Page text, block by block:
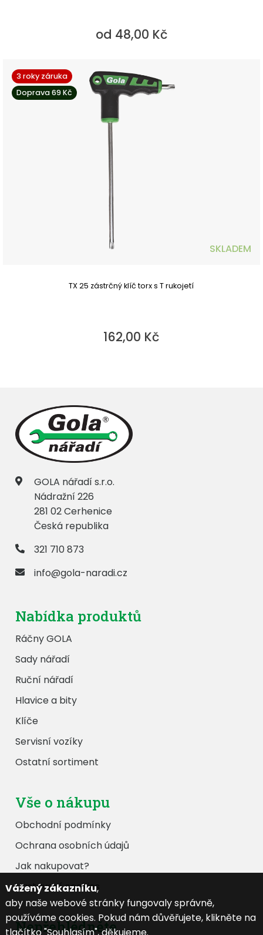
od 48,00 Kč
3 roky záruka
Doprava 69 Kč
SKLADEM
TX 25 zástrčný klíč torx s T rukojetí
162,00 Kč
GOLA nářadí s.r.o.
Nádražní 226
281 02 Cerhenice
Česká republika
321 710 873
info@gola-naradi.cz
Nabídka produktů
Ráčny GOLA
Sady nářadí
Ruční nářadí
Hlavice a bity
Klíče
Servisní vozíky
Ostatní sortiment
Vše o nákupu
Obchodní podmínky
Ochrana osobních údajů
Jak nakupovat?
Nastavení cookies
Nepřehlédněte
Vážený zákazníku,
aby naše webové stránky fungovaly správně,
používáme cookies. Pokud nám důvěřujete, klikněte na